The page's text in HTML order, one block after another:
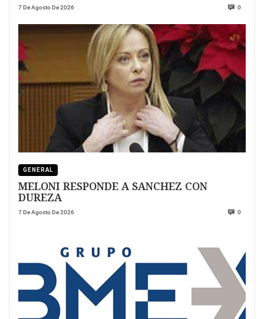
7 De Agosto De 2026 0
GENERAL
MELONI RESPONDE A SANCHEZ CON
DUREZA
7 De Agosto De 2026 0